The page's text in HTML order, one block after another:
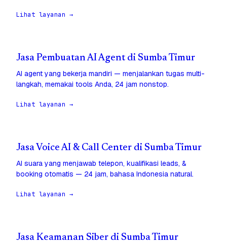
Lihat layanan →
Jasa Pembuatan AI Agent di Sumba Timur
AI agent yang bekerja mandiri — menjalankan tugas multi-
langkah, memakai tools Anda, 24 jam nonstop.
Lihat layanan →
Jasa Voice AI & Call Center di Sumba Timur
AI suara yang menjawab telepon, kualifikasi leads, &
booking otomatis — 24 jam, bahasa Indonesia natural.
Lihat layanan →
Jasa Keamanan Siber di Sumba Timur